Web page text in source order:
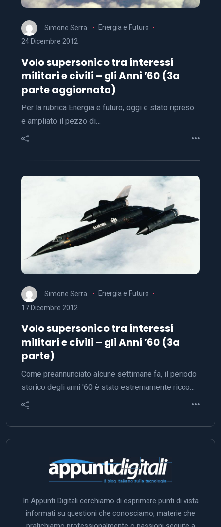
Simone Serra
Energia e Futuro
24 Dicembre 2012
Volo supersonico tra interessi
militari e civili – gli Anni ’60 (3a
parte aggiornata)
Per la rubrica Energia e futuro, oggi è stato ripreso
e ampliato il pezzo di…
Simone Serra
Energia e Futuro
17 Dicembre 2012
Volo supersonico tra interessi
militari e civili – gli Anni ’60 (3a
parte)
Come preannunciato alcune settimane fa, il periodo
storico degli anni '60 è stato estremamente ricco…
In Appunti Digitali cerchiamo di esprimere punti di vista
informati su questioni che conosciamo, materie che